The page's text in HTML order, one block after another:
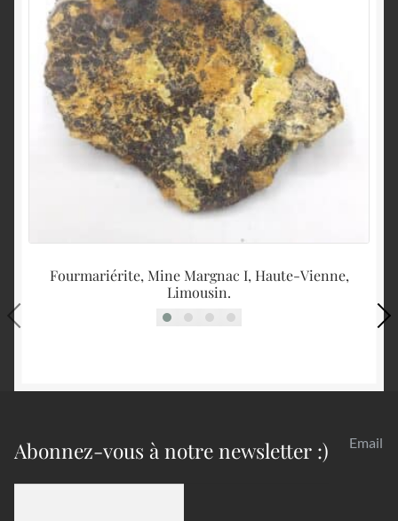
Fourmariérite, Mine Margnac I, Haute-Vienne,
Limousin.
Abonnez-vous à notre newsletter :) Email